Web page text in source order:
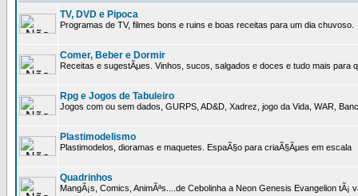
TV, DVD e Pipoca
Programas de TV, filmes bons e ruins e boas receitas para um dia chuvoso.
Comer, Beber e Dormir
Receitas e sugestÃµes. Vinhos, sucos, salgados e doces e tudo mais para
Rpg e Jogos de Tabuleiro
Jogos com ou sem dados, GURPS, AD&D, Xadrez, jogo da Vida, WAR,
Plastimodelismo
Plastimodelos, dioramas e maquetes. EspaÃ§o para criaÃ§Ãµes em escala
Quadrinhos
MangÃ¡s, Comics, AnimÃªs....de Cebolinha a Neon Genesis Evangelion tÃ¡